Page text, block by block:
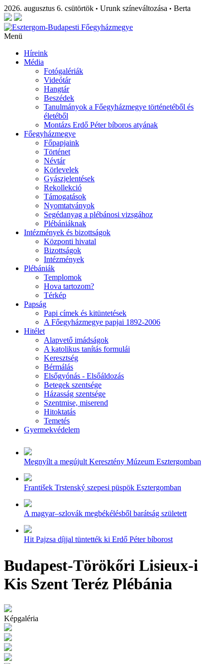
2026. augusztus 6. csütörtök • Urunk színeváltozása • Berta
Menü
Híreink
Média
Fotógalériák
Videótár
Hangtár
Beszédek
Tanulmányok a Főegyházmegye történetéből és
életéből
Montázs Erdő Péter bíboros atyának
Főegyházmegye
Főpapjaink
Történet
Névtár
Körlevelek
Gyászjelentések
Rekollekció
Támogatások
Nyomtatványok
Segédanyag a plébánosi vizsgához
Plébániáknak
Intézmények és bizottságok
Központi hivatal
Bizottságok
Intézmények
Plébániák
Templomok
Hova tartozom?
Térkép
Papság
Papi címek és kitüntetések
A Főegyházmegye papjai 1892-2006
Hitélet
Alapvető imádságok
A katolikus tanítás formulái
Keresztség
Bérmálás
Elsőgyónás - Elsőáldozás
Betegek szentsége
Házasság szentsége
Szentmise, miserend
Hitoktatás
Temetés
Gyermekvédelem
Megnyílt a megújult Keresztény Múzeum Esztergomban
František Trstenský szepesi püspök Esztergomban
A magyar–szlovák megbékélésből barátság született
Hit Pajzsa díjjal tüntették ki Erdő Péter bíborost
Budapest-Törökőri Lisieux-i
Kis Szent Teréz Plébánia
Képgaléria